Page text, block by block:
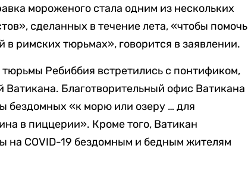
мороженого стала одним из нескольких
сделанных в течение лета, «чтобы помочь
римских тюрьмах», говорится в заявлении.
Ребиббия встретились с понтификом,
Ватикана. Благотворительный офис Ватикана
бездомных «к морю или озеру … для
в пиццерии». Кроме того, Ватикан
на COVID-19 бездомным и бедным жителям